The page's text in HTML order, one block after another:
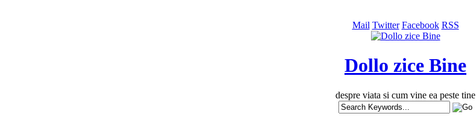
Mail Twitter Facebook RSS
Dollo zice Bine
despre viata si cum vine ea peste tine